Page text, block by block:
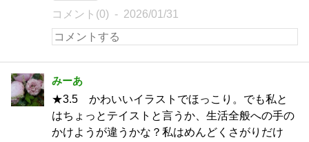
コメント(0) 2026/01/31
みーあ
★3.5 かわいいイラストでほっこり。でも私と
はちょっとテイストと言うか、生活全般への手の
かけようが違うかな？私はめんどくさがりだけ